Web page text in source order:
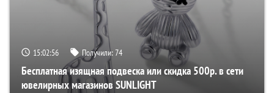
15:02:55 Получили:74
Бесплатная изящная подвеска или скидка 500р. в сети
ювелирных магазинов SUNLIGHT